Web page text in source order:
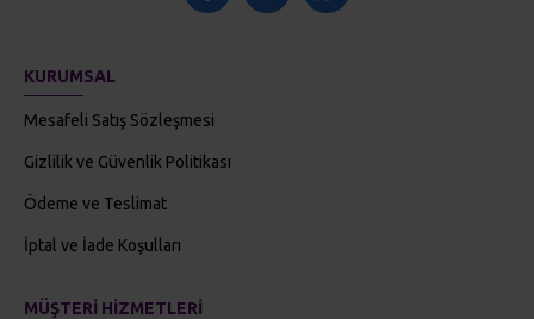
KURUMSAL
Mesafeli Satış Sözleşmesi
Gizlilik ve Güvenlik Politikası
Ödeme ve Teslimat
İptal ve İade Koşulları
MÜŞTERI HIZMETLERI